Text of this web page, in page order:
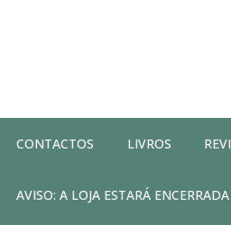
CONTACTOS LIVROS
AVISO: A LOJA ESTARÁ